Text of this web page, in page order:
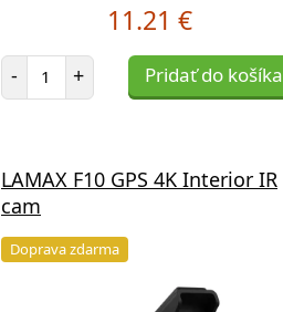
11.21 €
- Počet položiek
+ Pridať do košíka
LAMAX F10 GPS 4K Interior IR
cam
Doprava zdarma